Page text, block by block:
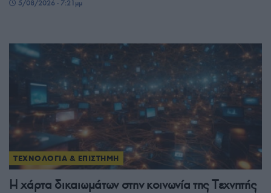
5/08/2026 - 7:21μμ
ΤΕΧΝΟΛΟΓΙΑ & ΕΠΙΣΤΗΜΗ
H χάρτα δικαιωμάτων στην κοινωνία της Tεχνητής